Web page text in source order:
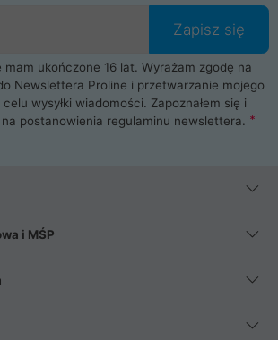
Zapisz się
mam ukończone 16 lat. Wyrażam zgodę na
Newslettera Proline i przetwarzanie mojego
wysyłki wiadomości. Zapoznałem się i
postanowienia regulaminu newslettera.
i MŚP